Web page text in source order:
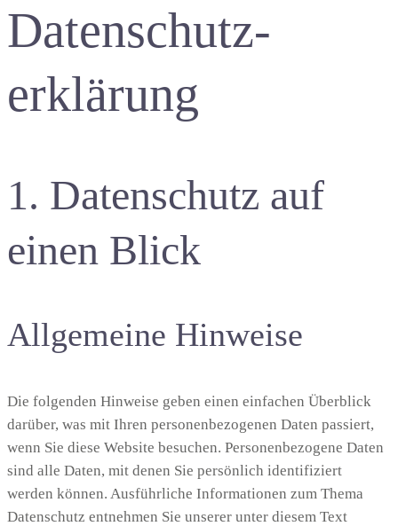
Datenschutzerklärung
Datenschutz­
erklärung
1. Datenschutz auf
einen Blick
Allgemeine Hinweise
Die folgenden Hinweise geben einen einfachen Überblick
darüber, was mit Ihren personenbezogenen Daten passiert,
wenn Sie diese Website besuchen. Personenbezogene Daten
sind alle Daten, mit denen Sie persönlich identifiziert
werden können. Ausführliche Informationen zum Thema
Datenschutz entnehmen Sie unserer unter diesem Text